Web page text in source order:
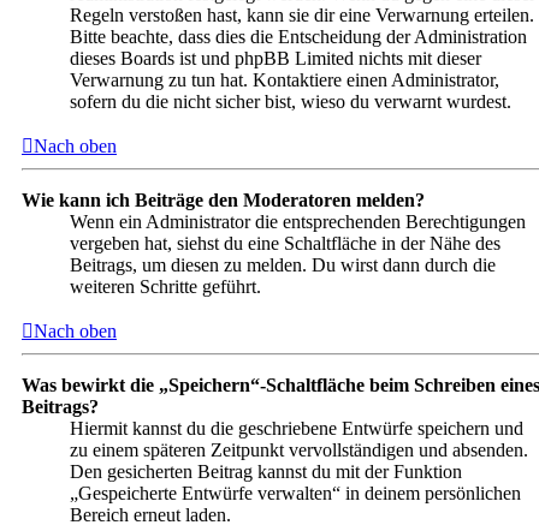
Regeln verstoßen hast, kann sie dir eine Verwarnung erteilen.
Bitte beachte, dass dies die Entscheidung der Administration
dieses Boards ist und phpBB Limited nichts mit dieser
Verwarnung zu tun hat. Kontaktiere einen Administrator,
sofern du die nicht sicher bist, wieso du verwarnt wurdest.
Nach oben
Wie kann ich Beiträge den Moderatoren melden?
Wenn ein Administrator die entsprechenden Berechtigungen
vergeben hat, siehst du eine Schaltfläche in der Nähe des
Beitrags, um diesen zu melden. Du wirst dann durch die
weiteren Schritte geführt.
Nach oben
Was bewirkt die „Speichern“-Schaltfläche beim Schreiben eines
Beitrags?
Hiermit kannst du die geschriebene Entwürfe speichern und
zu einem späteren Zeitpunkt vervollständigen und absenden.
Den gesicherten Beitrag kannst du mit der Funktion
„Gespeicherte Entwürfe verwalten“ in deinem persönlichen
Bereich erneut laden.